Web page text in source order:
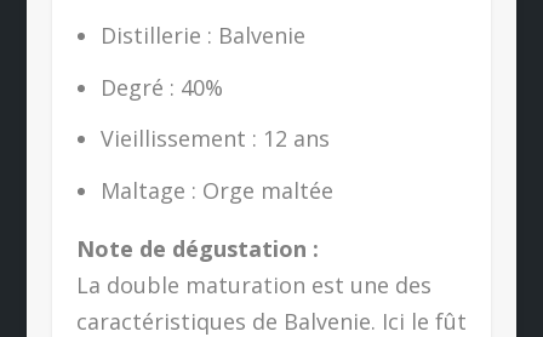
Distillerie : Balvenie
Degré : 40%
Vieillissement : 12 ans
Maltage : Orge maltée
Note de dégustation :
La double maturation est une des
caractéristiques de Balvenie. Ici le fût